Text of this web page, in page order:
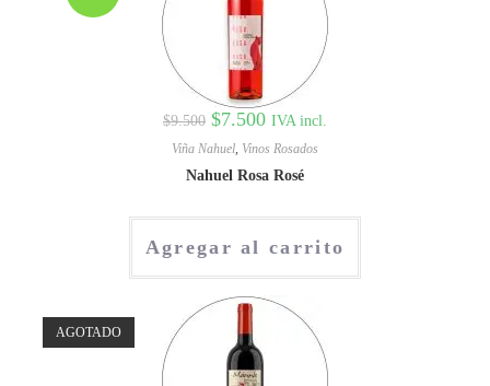
$9.500 $7.500 IVA incl.
Viña Nahuel, Vinos Rosados
Nahuel Rosa Rosé
Agregar al carrito
AGOTADO